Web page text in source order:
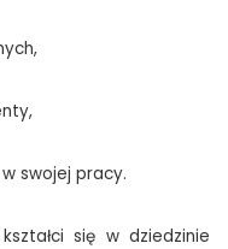
swojej pracy.
się w dziedzinie